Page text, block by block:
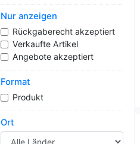
Instrumentos Musicales
Jardín y Muebles de Exterior
Joyas y Relojes
Juegos y Juguetes
Libros, Revistas y Comics
Música, Películas y Series
Salud y Equipamiento Medico
Nur anzeigen
Rückgaberecht akzeptiert
Verkaufte Artikel
Angebote akzeptiert
Format
Produkt
Ort